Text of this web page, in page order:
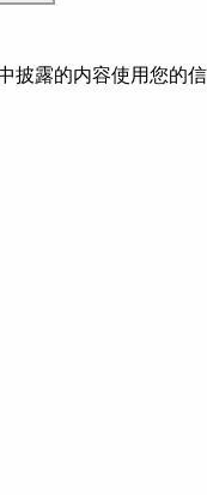
披露的内容使用您的